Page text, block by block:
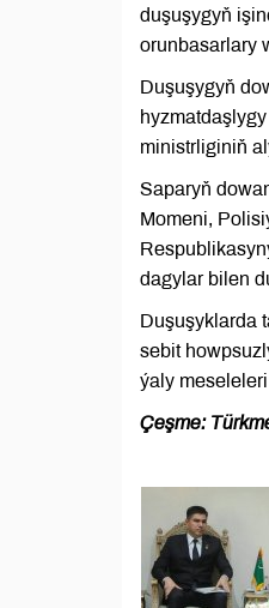
duşuşygyň
orunbasarlary
Duşuşygyň
ministrliginiň
Saparyň
Momeni,
dagylar bilen
Duşuşyklarda
sebit
ýaly
Çeşme: